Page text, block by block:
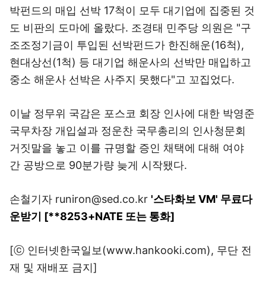
박펀드의 매입 선박 17척이 모두 대기업에 집중된 것
도 비판의 도마에 올랐다. 조경태 민주당 의원은 "구
조조정기금이 투입된 선박펀드가 한진해운(16척),
현대상선(1척) 등 대기업 해운사의 선박만 매입하고
중소 해운사 선박은 사주지 못했다"고 꼬집었다.
이날 정무위 국감은 포스코 회장 인사에 대한 박영준
국무차장 개입설과 정운찬 국무총리의 인사청문회
거짓말을 놓고 이를 규명할 증인 채택에 대해 여야
간 공방으로 90분가량 늦게 시작됐다.
손철기자 runiron@sed.co.kr '스타화보 VM' 무료다
운받기 [**8253+NATE 또는 통화]
[ⓒ 인터넷한국일보(www.hankooki.com), 무단 전
재 및 재배포 금지]